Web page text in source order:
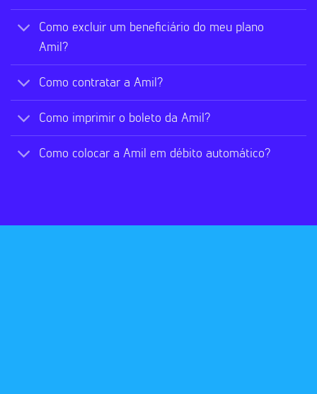
Como excluir um beneficiário do meu plano
Amil?
Como contratar a Amil?
Como imprimir o boleto da Amil?
Como colocar a Amil em débito automático?